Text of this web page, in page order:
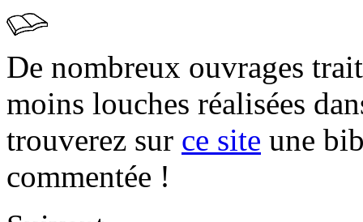
De nombreux ouvrages
moins louches réalisées
trouverez sur ce site une
commentée !